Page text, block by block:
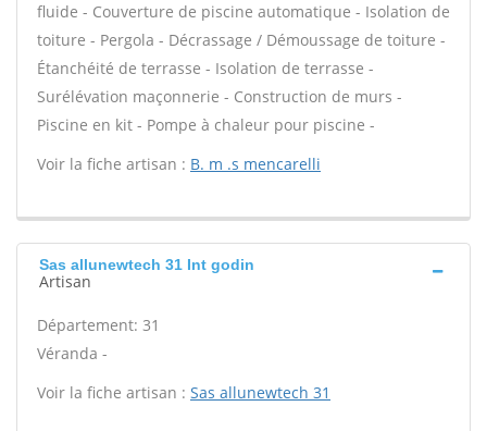
fluide - Couverture de piscine automatique - Isolation de
toiture - Pergola - Décrassage / Démoussage de toiture -
Étanchéité de terrasse - Isolation de terrasse -
Surélévation maçonnerie - Construction de murs -
Piscine en kit - Pompe à chaleur pour piscine -
Voir la fiche artisan : B. m .s mencarelli
Sas allunewtech 31 Int godin
Artisan
Département: 31
Véranda -
Voir la fiche artisan : Sas allunewtech 31